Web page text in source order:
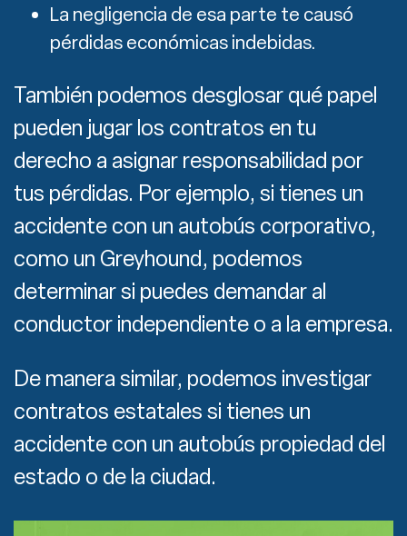
La negligencia de esa parte te causó
pérdidas económicas indebidas.
También podemos desglosar qué papel
pueden jugar los contratos en tu
derecho a asignar responsabilidad por
tus pérdidas. Por ejemplo, si tienes un
accidente con un autobús corporativo,
como un Greyhound, podemos
determinar si puedes demandar al
conductor independiente o a la empresa.
De manera similar, podemos investigar
contratos estatales si tienes un
accidente con un autobús propiedad del
estado o de la ciudad.